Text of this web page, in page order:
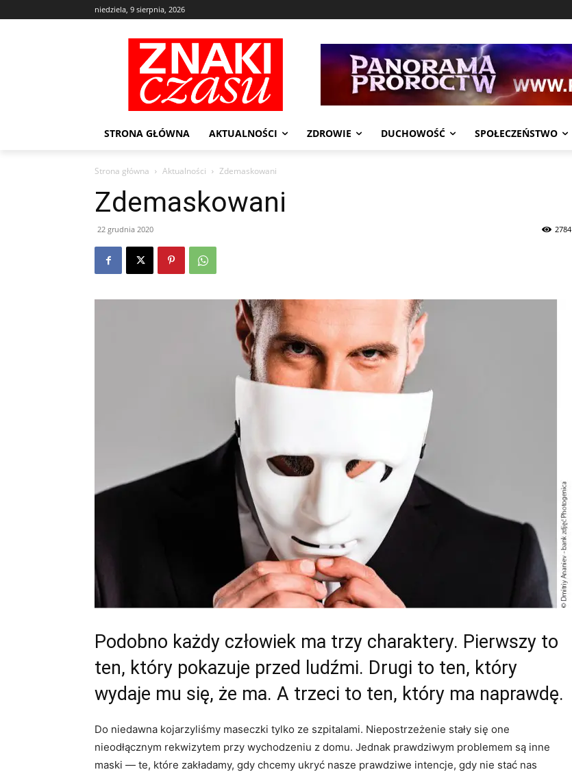
niedziela, 9 sierpnia, 2026
STRONA GŁÓWNA AKTUALNOŚCI ZDROWIE DUCHOWOŚĆ SPOŁECZEŃSTWO
Strona główna Aktualności Zdemaskowani
Zdemaskowani
22 grudnia 2020 2784
Podobno każdy człowiek ma trzy charaktery. Pierwszy to
ten, który pokazuje przed ludźmi. Drugi to ten, który
wydaje mu się, że ma. A trzeci to ten, który ma naprawdę.
Do niedawna kojarzyliśmy maseczki tylko ze szpitalami. Niepostrzeżenie stały się one
nieodłącznym rekwizytem przy wychodzeniu z domu. Jednak prawdziwym problemem są inne
maski — te, które zakładamy, gdy chcemy ukryć nasze prawdziwe intencje, gdy nie stać nas